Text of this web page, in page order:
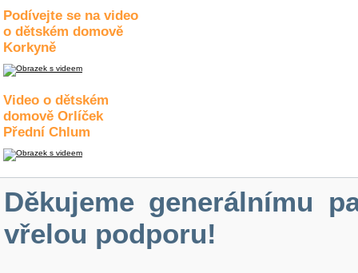
Podívejte se na video
o dětském domově
Korkyně
Video o dětském
domově Orlíček
Přední Chlum
Děkujeme generálnímu
vřelou podporu!